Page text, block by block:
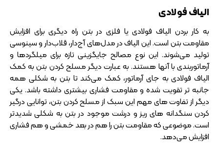
الیاف فولادی
به کار بردن الیاف فولادی یا فلزی در بتن راه دیگری برای افزایش
مقاومت بتن است. این الیاف در مدل‌های آج‌دار، قلاب‌دار و سینوسی
تولید می‌شوند. این نوع مصالح جایگزینی تازه برای میلگردها و
آرماتوربندی با آنها هستند. به عبارت دیگر مسلح کردن بتن به کمک
الیاف فولادی به جای آرماتور، کمک می‌کند تا بتن به شکلی همه
جانبه‌ تر تقویت شده و مقاومت فشاری بیشتری داشته باشد. یکی
دیگر از تفاوت‌ های مهم این سبک از مسلح کردن بتن، توانایی درگیر
کردن سنگدانه‌ های ریز و درشت موجود در بتن به شکلی شدیدتر
است. موضوعی که مقاومت بتن را هم در بعد خمشی و هم فشاری
افزایش می‌دهد.